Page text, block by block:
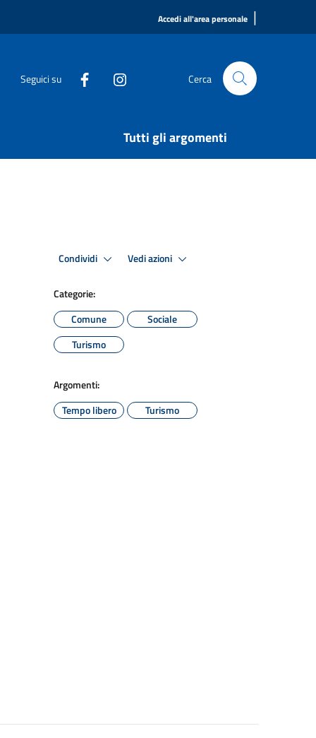
Accedi all'area personale |
Seguici su Cerca
Tutti gli argomenti
Condividi Vedi azioni
Categorie:
Comune
Sociale
Turismo
Argomenti:
Tempo libero
Turismo